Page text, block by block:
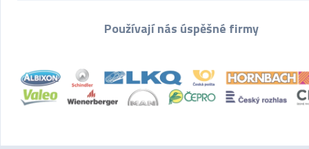
Používají nás úspěšné firmy